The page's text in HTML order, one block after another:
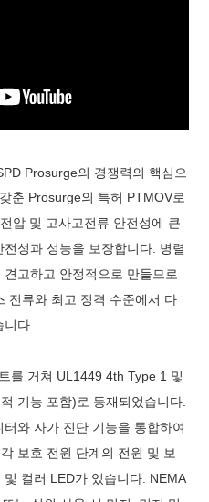
Prosurge의 경쟁력의 핵심으
춘 Prosurge의 특허 PTMOV로
압 및 고사고전류 안전성에 큰
성과 성능을 보장합니다. 병렬
고하고 안정적으로 만들므로
전류와 최고 정격 수준에서 다
니다.
를 거쳐 UL1449 4th Type 1 및
기능 포함)로 등재되었습니다.
와 자가 진단 기능을 통합하여
보호 전원 단계의 전원 및 보
컬러 LED가 있습니다. NEMA